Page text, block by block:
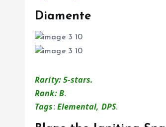
Diamente
Rarity: 5-stars.
Rank: B.
Tags: Elemental, DPS.